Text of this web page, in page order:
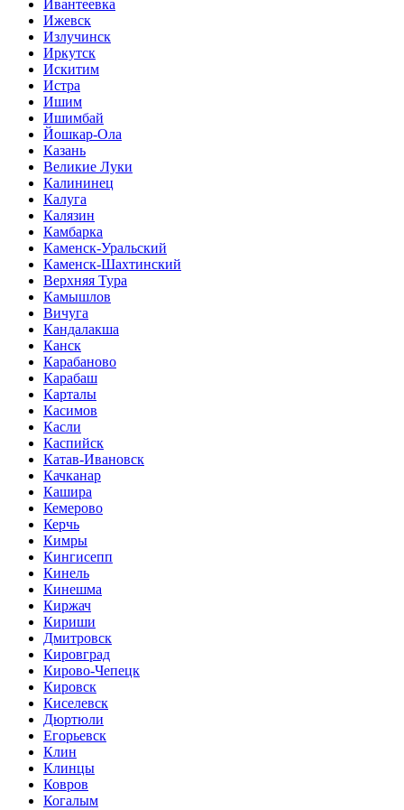
Ивантеевка
Ижевск
Излучинск
Иркутск
Искитим
Истра
Ишим
Ишимбай
Йошкар-Ола
Казань
Великие Луки
Калининец
Калуга
Калязин
Камбарка
Каменск-Уральский
Каменск-Шахтинский
Верхняя Тура
Камышлов
Вичуга
Кандалакша
Канск
Карабаново
Карабаш
Карталы
Касимов
Касли
Каспийск
Катав-Ивановск
Качканар
Кашира
Кемерово
Керчь
Кимры
Кингисепп
Кинель
Кинешма
Киржач
Кириши
Дмитровск
Кировград
Кирово-Чепецк
Кировск
Киселевск
Дюртюли
Егорьевск
Клин
Клинцы
Ковров
Когалым